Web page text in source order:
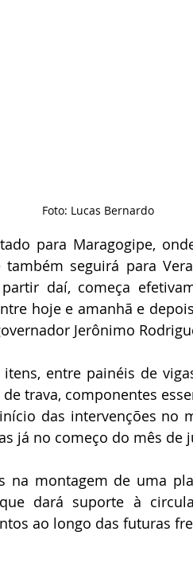
Foto: Lucas Bernardo
para Maragogipe,
seguirá para
daí, começa
hoje e amanhã e
Jerônimo
entre painéis de
trava, componentes
das intervenções no
já no começo do mês de
na montagem de uma
dará suporte à
ao longo das futuras